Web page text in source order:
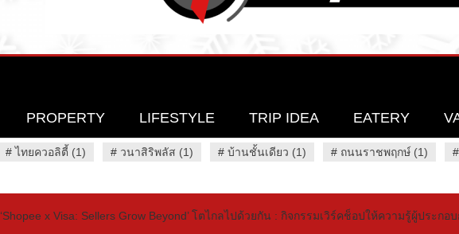
PROPERTY LIFESTYLE TRIP IDEA EATERY
#ไทยควอลิตี้ (1) # วนาสิริพลัส (1) # บ้านชั้นเดียว (1) # ถนนราชพฤกษ์ (1) #
‘Shopee x Visa: Sellers Grow Beyond’ โตไกลไปด้วยกัน : กิจกรรมเวิร์คช็อปให้ความรู้ผู้ประกอ